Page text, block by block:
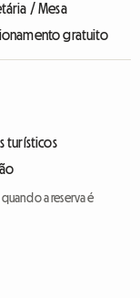
/ Mesa
gratuito
turísticos
a reserva é